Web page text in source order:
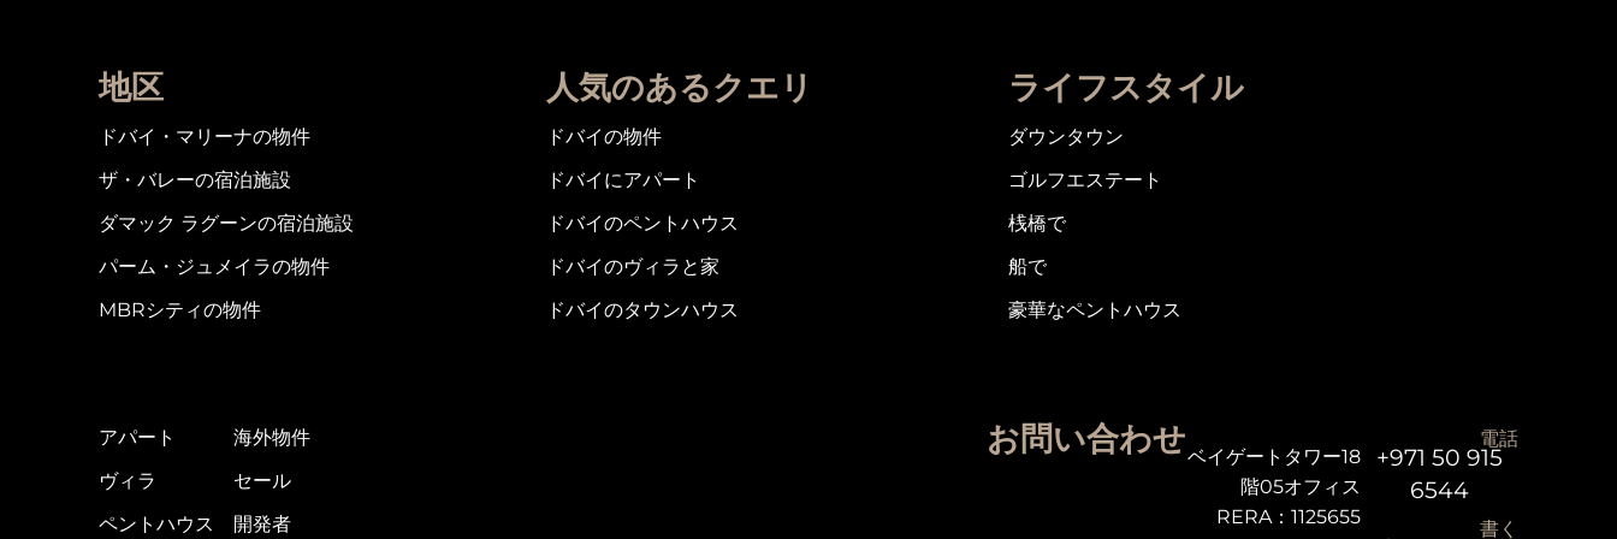
地区
ドバイ・マリーナの物件
ザ・バレーの宿泊施設
ダマック ラグーンの宿泊施設
パーム・ジュメイラの物件
MBRシティの物件
人気のあるクエリ
ドバイの物件
ドバイにアパート
ドバイのペントハウス
ドバイのヴィラと家
ドバイのタウンハウス
ライフスタイル
ダウンタウン
ゴルフエステート
桟橋で
船で
豪華なペントハウス
アパート
ヴィラ
ペントハウス
海外物件
セール
開発者
お問い合わせベイゲートタワー18
階05オフィス
RERA：1125655
電話
+971 50 915
6544
書く